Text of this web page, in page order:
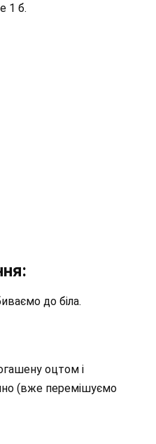
1 б.
до біла.
оцтом і
(вже перемішуємо